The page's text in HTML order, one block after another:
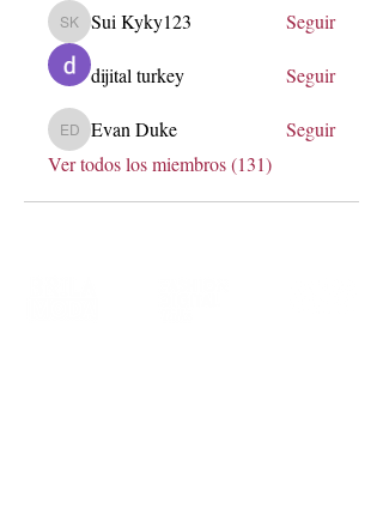
Sui Kyky123
Sui Kyky123 Seguir
dijital turkey Seguir
Evan Duke
Evan Duke
Seguir
Ver todos los miembros (131)